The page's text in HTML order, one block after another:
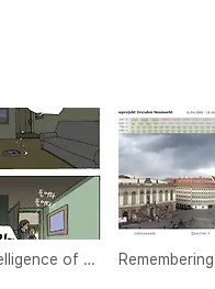
Ultimate Intelligence of Robot Vacuum Cleaner